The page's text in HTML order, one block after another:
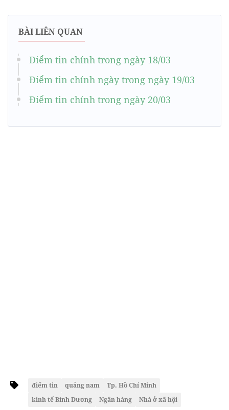
BÀI LIÊN QUAN
Điểm tin chính trong ngày 18/03
Điểm tin chính ngày trong ngày 19/03
Điểm tin chính trong ngày 20/03
điểm tin quảng nam
Tp. Hồ Chí Minh
kinh tế Bình Dương
Ngân hàng Nhà ở xã hội